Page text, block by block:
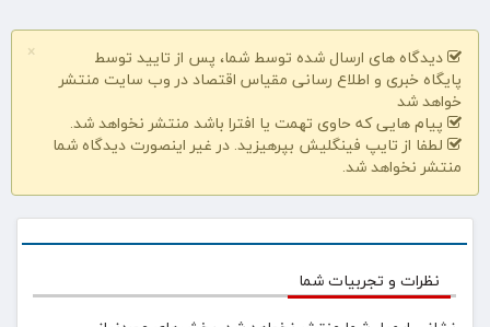
×
دیدگاه های ارسال شده توسط شما، پس از تایید توسط
پایگاه خبری و اطلاع رسانی مقیاس اقتصاد در وب سایت منتشر
خواهد شد
پیام هایی که حاوی تهمت یا افترا باشد منتشر نخواهد شد.
لطفا از تایپ فینگلیش بپرهیزید. در غیر اینصورت دیدگاه شما
منتشر نخواهد شد.
نظرات و تجربیات شما